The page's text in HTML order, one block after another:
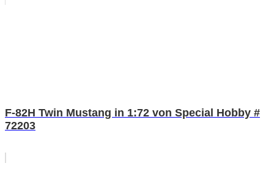
F-82H Twin Mustang in 1:72 von Special Hobby #
72203